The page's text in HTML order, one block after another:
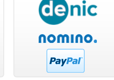
"Ich bin dankbar, meine
Wunschdomain gefunden zu
haben. Die Domain passt für
hundertprozentig."
Janina Köck
Leben im Einklang
leben-im-einklang.de